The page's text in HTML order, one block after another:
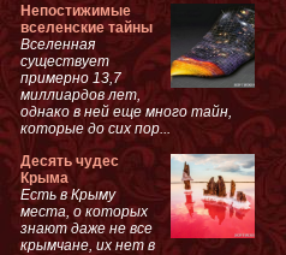
Непостижимые
вселенские тайны
Вселенная
существует
примерно 13,7
миллиардов лет,
однако в ней еще много тайн,
которые до сих пор...
Десять чудес
Крыма
Есть в Крыму
места, о которых
знают даже не все
крымчане, их нет в